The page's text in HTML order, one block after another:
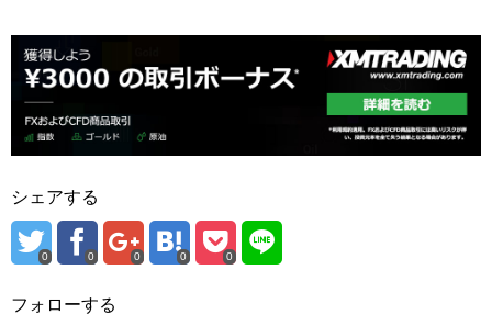
シェアする
0 0 0 0 0
フォローする